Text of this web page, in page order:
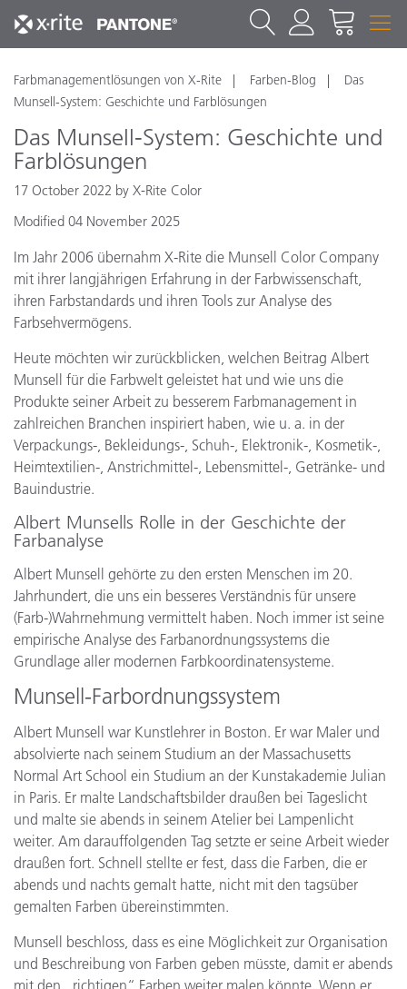
Farbmanagementlösungen von X-Rite Farben-Blog
Das
Munsell-System: Geschichte und Farblösungen
Das Munsell-System: Geschichte und
Farblösungen
17 October 2022 by X-Rite Color
Modified 04 November 2025
Im Jahr 2006 übernahm X-Rite die Munsell Color Company
mit ihrer langjährigen Erfahrung in der Farbwissenschaft,
ihren Farbstandards und ihren Tools zur Analyse des
Farbsehvermögens.
Heute möchten wir zurückblicken, welchen Beitrag Albert
Munsell für die Farbwelt geleistet hat und wie uns die
Produkte seiner Arbeit zu besserem Farbmanagement in
zahlreichen Branchen inspiriert haben, wie u. a. in der
Verpackungs-, Bekleidungs-, Schuh-, Elektronik-, Kosmetik-,
Heimtextilien-, Anstrichmittel-, Lebensmittel-, Getränke- und
Bauindustrie.
Albert Munsells Rolle in der Geschichte der
Farbanalyse
Albert Munsell gehörte zu den ersten Menschen im 20.
Jahrhundert, die uns ein besseres Verständnis für unsere
(Farb-)Wahrnehmung vermittelt haben. Noch immer ist seine
empirische Analyse des Farbanordnungssystems die
Grundlage aller modernen Farbkoordinatensysteme.
Munsell-Farbordnungssystem
Albert Munsell war Kunstlehrer in Boston. Er war Maler und
absolvierte nach seinem Studium an der Massachusetts
Normal Art School ein Studium an der Kunstakademie Julian
in Paris. Er malte Landschaftsbilder draußen bei Tageslicht
und malte sie abends in seinem Atelier bei Lampenlicht
weiter. Am darauffolgenden Tag setzte er seine Arbeit wieder
draußen fort. Schnell stellte er fest, dass die Farben, die er
abends und nachts gemalt hatte, nicht mit den tagsüber
gemalten Farben übereinstimmten.
Munsell beschloss, dass es eine Möglichkeit zur Organisation
und Beschreibung von Farben geben müsste, damit er abends
mit den „richtigen“ Farben weiter malen könnte. Wenn er